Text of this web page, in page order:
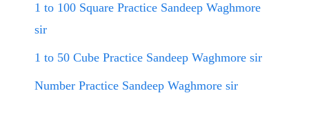
1 to 100 Square Practice Sandeep Waghmore
sir
1 to 50 Cube Practice Sandeep Waghmore sir
Number Practice Sandeep Waghmore sir